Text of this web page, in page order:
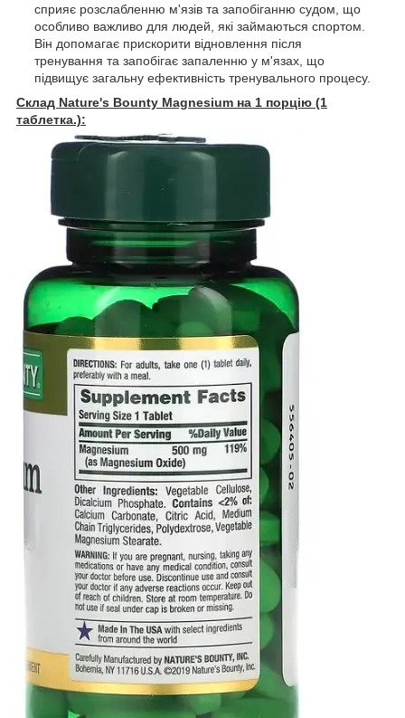
сприяє розслабленню м'язів та запобіганню судом, що
особливо важливо для людей, які займаються спортом.
Він допомагає прискорити відновлення після
тренування та запобігає запаленню у м'язах, що
підвищує загальну ефективність тренувального процесу.
Склад Nature's Bounty Magnesium на 1 порцію (1
таблетка.):